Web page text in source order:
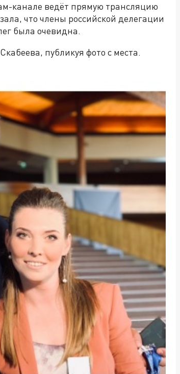
канале ведёт прямую трансляцию
что члены российской делегации
была очевидна.
публикуя фото с места.